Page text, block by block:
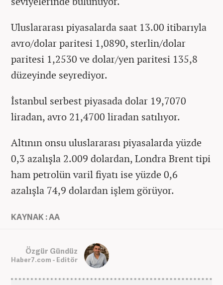
Uluslararası piyasalarda saat 13.00 itibarıyla
avro/dolar paritesi 1,0890, sterlin/dolar
paritesi 1,2530 ve dolar/yen paritesi 135,8
düzeyinde seyrediyor.
İstanbul serbest piyasada dolar 19,7070
liradan, avro 21,4700 liradan satılıyor.
Altının onsu uluslararası piyasalarda yüzde
0,3 azalışla 2.009 dolardan, Londra Brent tipi
ham petrolün varil fiyatı ise yüzde 0,6
azalışla 74,9 dolardan işlem görüyor.
KAYNAK : AA
Özgür Gündüz
Haber7.com - Editör